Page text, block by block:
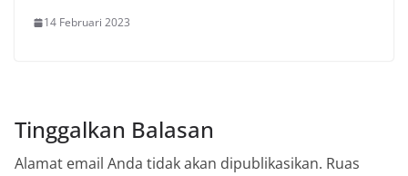
14 Februari 2023
Tinggalkan Balasan
Alamat email Anda tidak akan dipublikasikan. Ruas